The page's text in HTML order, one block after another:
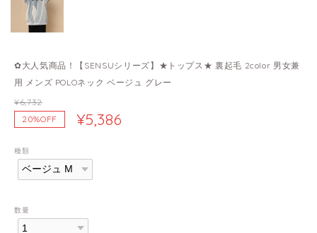
✿大人気商品！【SENSUシリーズ】★トップス★ 裏起毛 2color 男女兼
用 メンズ POLOネック ベージュ グレー
¥6,732
20%OFF
¥5,386
種類
数量